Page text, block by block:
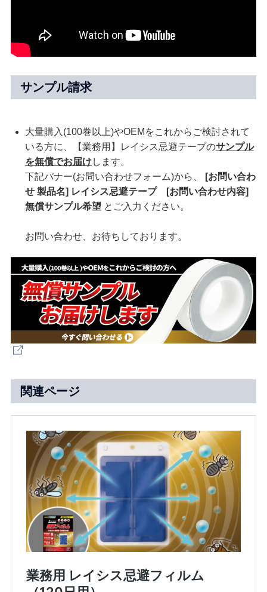
サンプル請求
大量購入(100巻以上)やOEMをこれからご検討されて
いる方に、【業務用】レイシス忌避テープのサンプル
を無償でお届けします。
下記バナー(お問い合わせフォーム)から、
[お問い合わ
せ 製品名] レイシス忌避テープ [お問い合わせ内容]
無償サンプル希望とご入力ください。
お問い合わせ、お待ちしております。
関連ページ